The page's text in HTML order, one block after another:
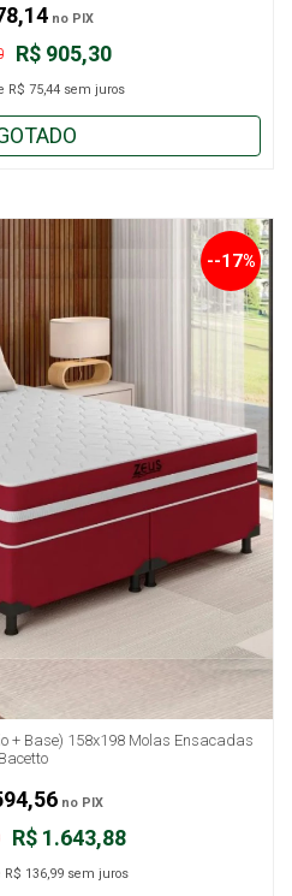
R$ 905,30
R$ 75,44 sem juros
no PIX
+ Base) 158x198 Molas Ensacadas
Bacetto
R$ 1.643,88
--17%
R$ 136,99 sem juros
no PIX